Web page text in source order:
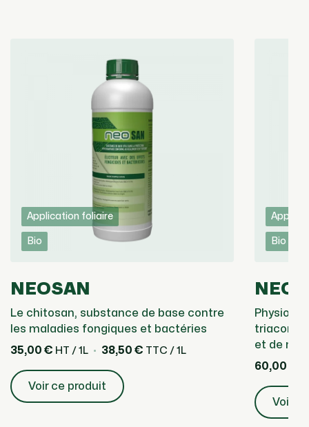
Application foliaire
Bio
NEOSAN
Le chitosan, substance de base contre
les maladies fongiques et bactéries
35,00 € HT / 1L 38,50 € TTC / 1L
Voir ce produit
Bio
et de
60,00 €
Voir